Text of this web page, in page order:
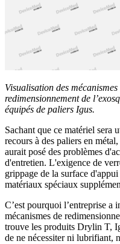
Visualisation des mécanismes
redimensionnement de
équipés de paliers Igus.
Sachant que ce matériel sera
recours à des paliers en
aurait posé des problèmes
d'entretien. L'exigence de
grippage de la surface
matériaux spéciaux
C’est pourquoi l’entreprise a
mécanismes de
trouve les produits Drylin T,
de ne nécessiter ni lubrifiant,